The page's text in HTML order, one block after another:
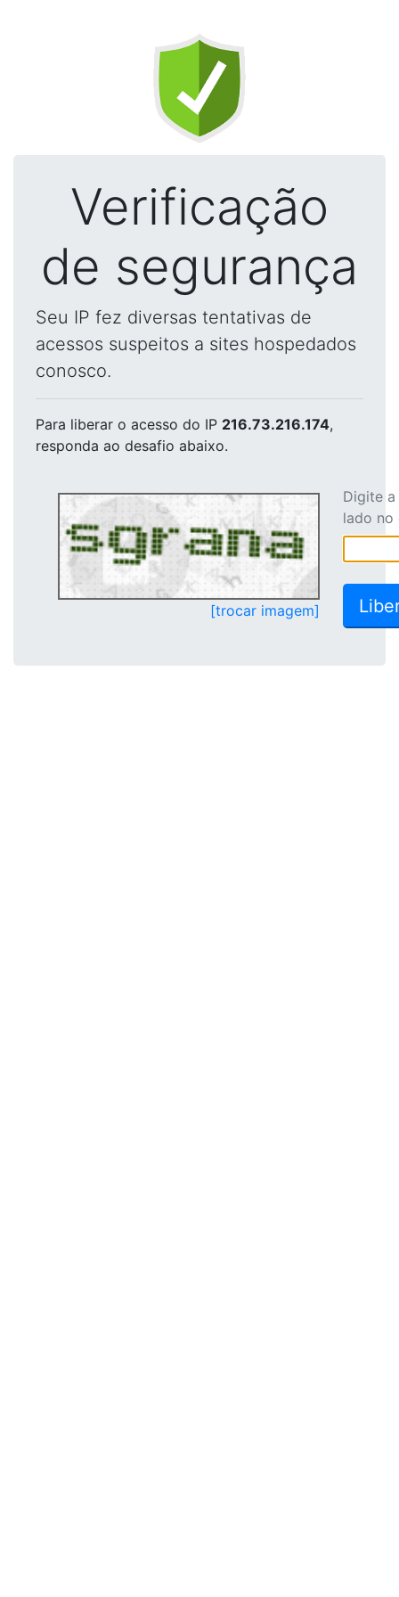
Verificação
de segurança
Seu IP fez diversas tentativas de
acessos suspeitos a sites hospedados
conosco.
Para liberar o acesso do IP 216.73.216.174,
responda ao desafio abaixo.
[trocar imagem]
Digite
lado no